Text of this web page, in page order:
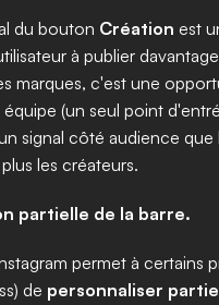
du bouton Création est
à publier
marques, c'est une
(un seul point
signal côté audience que
les créateurs.
partielle de la barre.
permet à certains
de personnaliser